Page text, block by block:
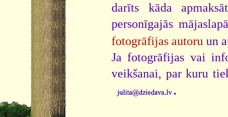
darīts kāda
personīgajās
fotogrāfijas autoru un
Ja fotogrāfijas vai
veikšanai, par kuru
.